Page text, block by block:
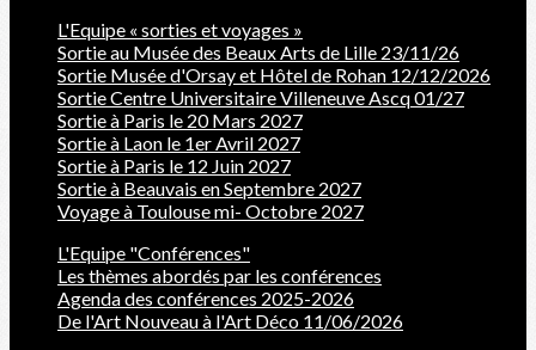
L'Equipe « sorties et voyages »
Sortie au Musée des Beaux Arts de Lille 23/11/26
Sortie Musée d'Orsay et Hôtel de Rohan 12/12/2026
Sortie Centre Universitaire Villeneuve Ascq 01/27
Sortie à Paris le 20 Mars 2027
Sortie à Laon le 1er Avril 2027
Sortie à Paris le 12 Juin 2027
Sortie à Beauvais en Septembre 2027
Voyage à Toulouse mi- Octobre 2027
L'Equipe "Conférences"
Les thèmes abordés par les conférences
Agenda des conférences 2025-2026
De l'Art Nouveau à l'Art Déco 11/06/2026